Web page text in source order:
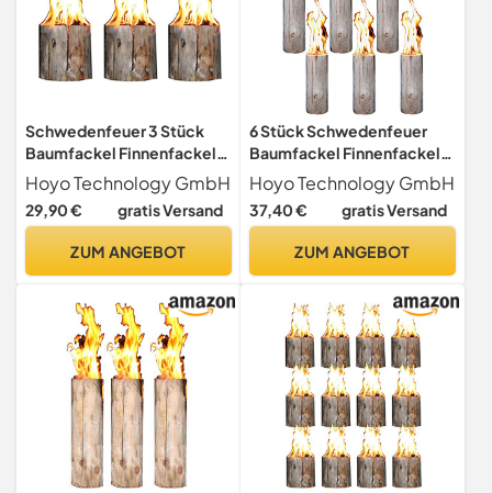
Schwedenfeuer 3 Stück
Baumfackel Finnenfackel
Gartenfackel Fackel H 19
cm D 9-14 cm Brenndauer
ca. 40 Minuten pro Stück
Hoyo Technology GmbH
29,90 € gratis Versand
ZUM ANGEBOT
6 Stück Schwedenfeuer
Baumfackel Finnenfackel
Gartenfackel Fackel Höhe =
35 cm; Ø = 9-15 cm
Hoyo Technology GmbH
37,40 € gratis Versand
ZUM ANGEBOT